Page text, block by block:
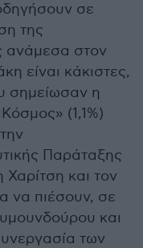
σε
της
ανάμεσα στον
είναι κάκιστες,
σημείωσαν η
(1,1%)
Παράταξης
και τον
να πιέσουν, σε
και
των